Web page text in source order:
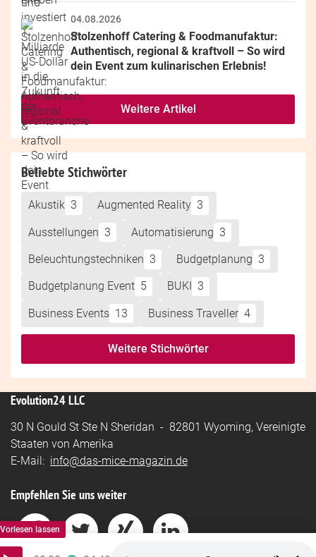
04.08.2026
Stolzenhoff Catering & Foodmanufaktur:
Authentisch, regional & kraftvoll – So wird
dein Event zum kulinarischen Erlebnis!
Weitere Artikel
Beliebte Stichwörter
Akustik 3 Augmented Reality 3
Ausstellungen 3 Automatisierung 3
Beleuchtungstechniken 3 Budgetplanung 3
Budgetplanung Event 5 BUKI 3
Business Events 13 Business Traveller 4
Weitere Stichwörter
Evolution24 LLC
30 N Gould St Ste N Sheridan - 82801 Wyoming, Vereinigte
Staaten von Amerika
E-Mail: info@das-mice-magazin.de
Empfehlen Sie uns weiter